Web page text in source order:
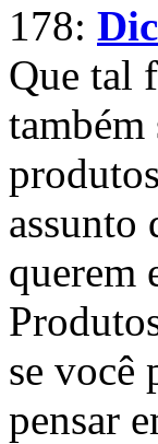
178:
Que tal
também
assunto
querem
se você
pensar